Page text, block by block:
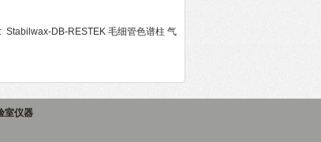
Stabilwax-DB-RESTEK 毛细管色谱柱 气
室仪器